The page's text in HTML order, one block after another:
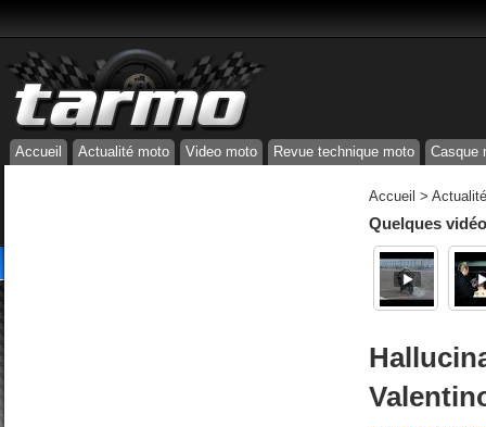
Accueil Actualité moto Video moto Revue technique moto Casque
Accueil >
Quelques